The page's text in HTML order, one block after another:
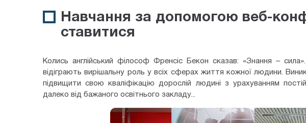
Навчання за допомогою веб-
ставитися
Колись англійський філософ Френсіс Бекон сказав: «Знання –
відіграють вирішальну роль у всіх сферах життя кожної людини.
підвищити свою кваліфікацію дорослій людині з урахуванням
далеко від бажаного освітнього закладу...